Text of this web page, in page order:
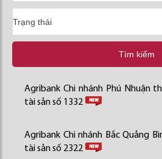
Tìm kiếm
Agribank Chi nhánh Phú Nhuận
tài sản số 1332
Agribank Chi nhánh Bắc Quảng
tài sản số 2322